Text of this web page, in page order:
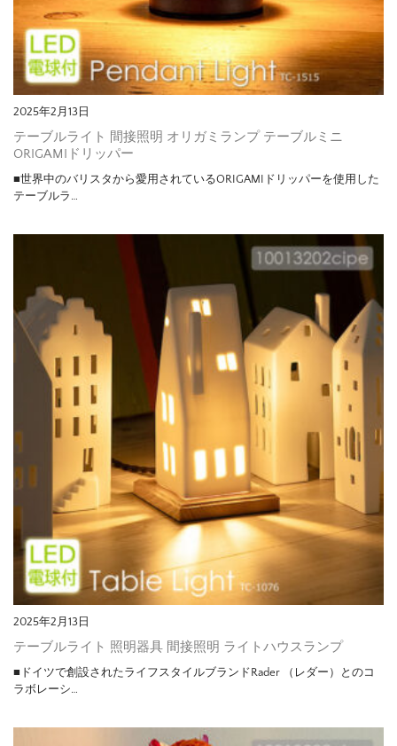
2025年2月13日
テーブルライト 間接照明 オリガミランプ テーブルミニ
ORIGAMIドリッパー
■世界中のバリスタから愛用されているORIGAMIドリッパーを使用した
テーブルラ…
2025年2月13日
テーブルライト 照明器具 間接照明 ライトハウスランプ
■ドイツで創設されたライフスタイルブランドRader （レダー）とのコ
ラボレーシ…